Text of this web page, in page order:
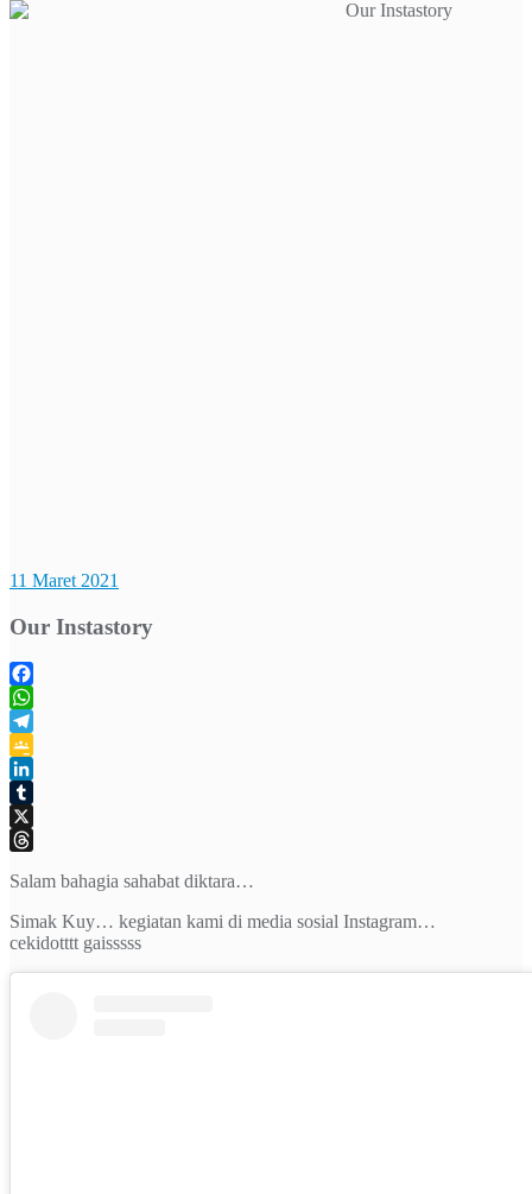
11 Maret 2021
Our Instastory
Facebook
WhatsApp
Telegram
Google
Classroom
LinkedIn
Tumblr
X
Salam bahagia sahabat diktara…
Simak Kuy… kegiatan kami di media sosial Instagram…
cekidotttt gaisssss